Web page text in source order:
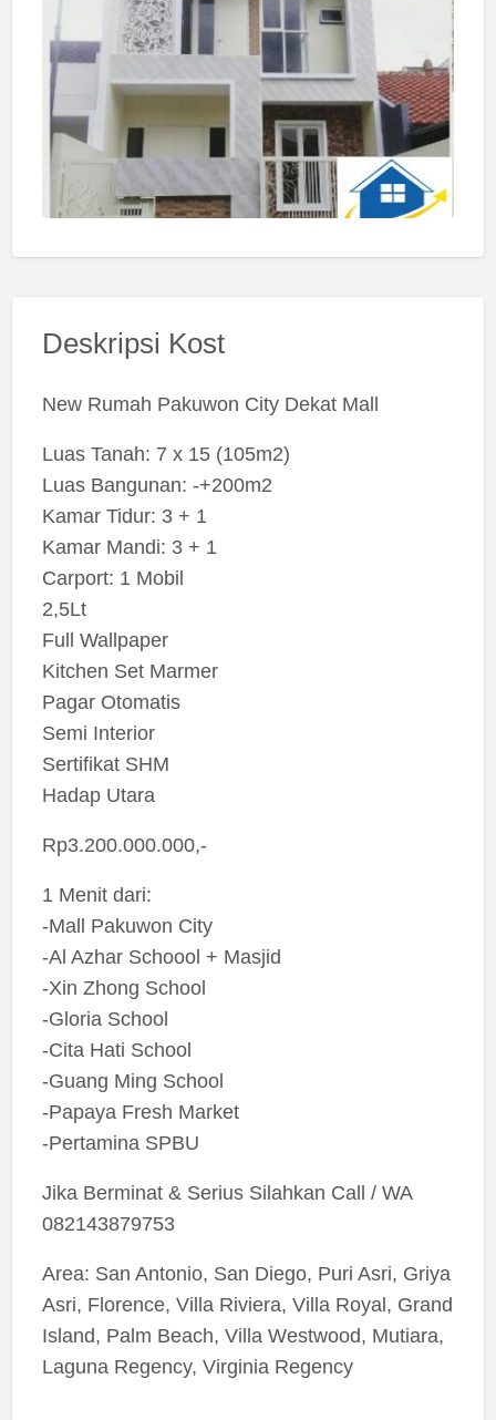
Deskripsi Kost
New Rumah Pakuwon City Dekat Mall
Luas Tanah: 7 x 15 (105m2)
Luas Bangunan: -+200m2
Kamar Tidur: 3 + 1
Kamar Mandi: 3 + 1
Carport: 1 Mobil
2,5Lt
Full Wallpaper
Kitchen Set Marmer
Pagar Otomatis
Semi Interior
Sertifikat SHM
Hadap Utara
Rp3.200.000.000,-
1 Menit dari:
-Mall Pakuwon City
-Al Azhar Schoool + Masjid
-Xin Zhong School
-Gloria School
-Cita Hati School
-Guang Ming School
-Papaya Fresh Market
-Pertamina SPBU
Jika Berminat & Serius Silahkan Call / WA
082143879753
Area: San Antonio, San Diego, Puri Asri, Griya
Asri, Florence, Villa Riviera, Villa Royal, Grand
Island, Palm Beach, Villa Westwood, Mutiara,
Laguna Regency, Virginia Regency